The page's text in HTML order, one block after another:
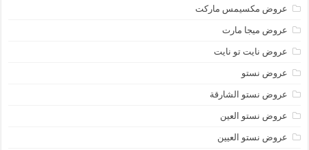
عروض مكسيمس ماركت
عروض ميجا مارت
عروض نايت تو نايت
عروض نستو
عروض نستو الشارقة
عروض نستو العين
عروض نستو العيين